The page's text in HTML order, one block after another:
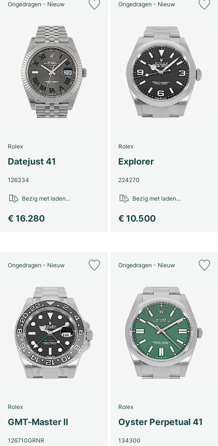
Ongedragen - Nieuw
Rolex
Datejust 41
126334
€ 16.280
Bezig met laden...
Ongedragen - Nieuw
Rolex
Explorer
224270
€ 10.500
Bezig met laden...
Ongedragen - Nieuw
Rolex
GMT-Master II
126710GRNR
Ongedragen - Nieuw
Rolex
Oyster Perpetual 41
134300